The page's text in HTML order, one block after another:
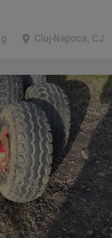
Cluj-Napoca, CJ